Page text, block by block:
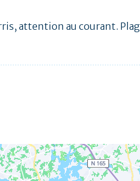
attention au courant.